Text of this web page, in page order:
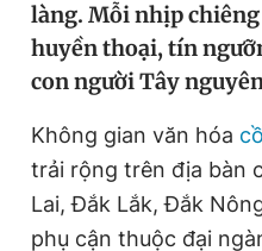
Sản phẩm khác
Thông tin tòa soạn
làng. Mỗi nhịp
huyền thoại, tín
con người Tây
Không gian văn hóa
trải rộng trên địa bàn
Lai, Đắk Lắk, Đắk
phụ cận thuộc đại